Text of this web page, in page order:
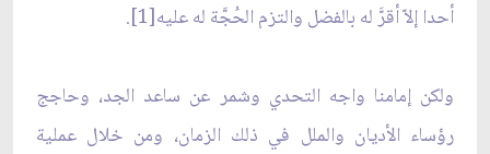
أحدا إلاّ أقرَّ له بالفضل والتزم الحُجَّة له عليه[1].
ولكن إمامنا واجه التحدي وشمر عن ساعد الجد، وحاجج
رؤساء الأديان والملل في ذلك الزمان، ومن خلال عملية